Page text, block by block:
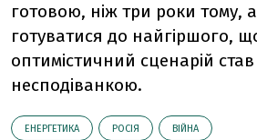
готовою, ніж три роки тому,
готуватися до найгіршого,
оптимістичний сценарій
несподіванкою.
ЕНЕРГЕТИКА РОСІЯ ВІЙНА